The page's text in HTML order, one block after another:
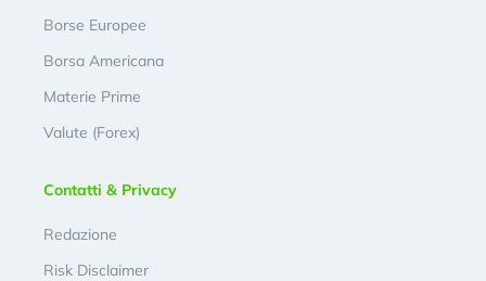
Borse Europee
Borsa Americana
Materie Prime
Valute (Forex)
Contatti & Privacy
Redazione
Risk Disclaimer